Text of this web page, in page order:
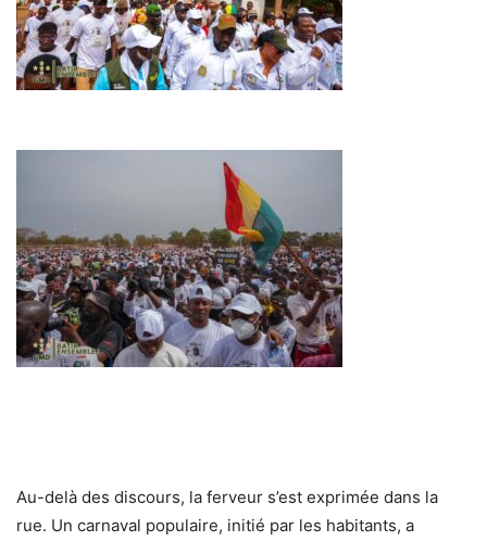
Au-delà des discours, la ferveur s’est exprimée dans la
rue. Un carnaval populaire, initié par les habitants, a